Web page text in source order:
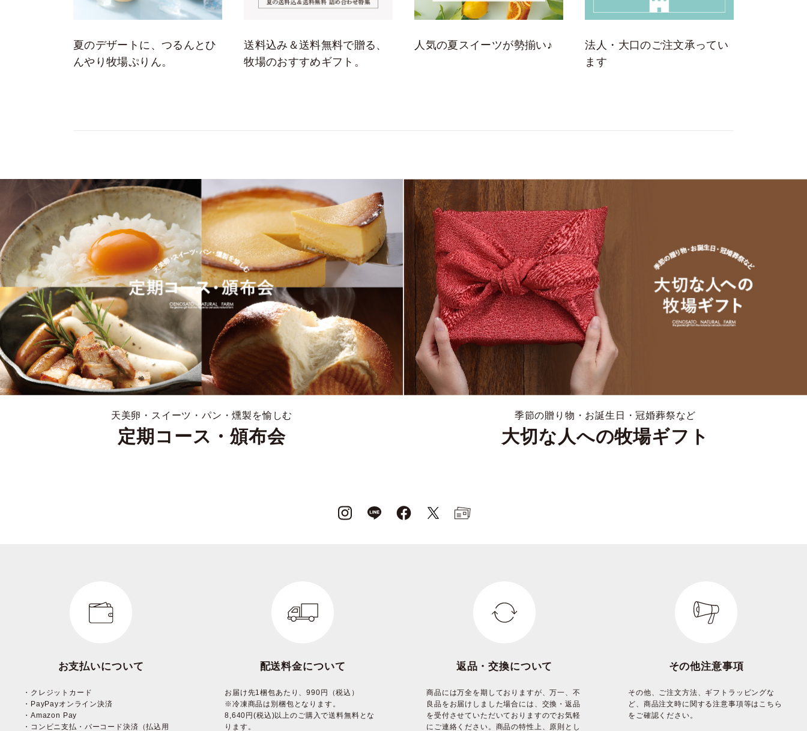
夏のデザートに、つるんとひ
んやり牧場ぷりん。
送料込み＆送料無料で贈る、
牧場のおすすめギフト。
人気の夏スイーツが勢揃い♪
法人・大口のご注文承ってい
ます
天美卵・スイーツ・パン・燻製を愉しむ
定期コース・頒布会
季節の贈り物・お誕生日・冠婚葬祭など
大切な人への牧場ギフト
お支払いについて
・クレジットカード
・PayPayオンライン決済
・Amazon Pay
・コンビニ支払・バーコード決済（払込用
配送料金について
お届け先1梱包あたり、990円（税込）
※冷凍商品は別梱包となります。
8,640円(税込)以上のご購入で送料無料とな
ります。
返品・交換について
商品には万全を期しておりますが、万一、不
良品をお届けしました場合には、交換・返品
を受付させていただいておりますのでお気軽
にご連絡ください。商品の特性上、原則とし
その他注意事項
その他、ご注文方法、ギフトラッピングな
ど、商品注文時に関する注意事項等はこちら
をご確認ください。